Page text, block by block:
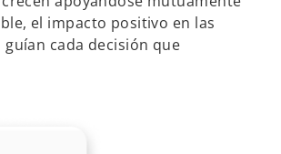
el impacto positivo en las
cada decisión que